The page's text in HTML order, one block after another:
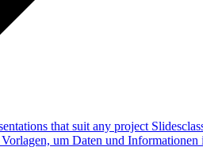
that suit any project
Vorlagen, um Daten und